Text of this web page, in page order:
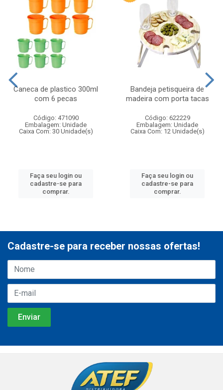
Caneca de plastico 300ml
com 6 pecas
Código: 471090
Embalagem: Unidade
Caixa Com: 30 Unidade(s)
Faça seu login ou
cadastre-se para
comprar.
Bandeja petisqueira de
madeira com porta tacas
Código: 622229
Embalagem: Unidade
Caixa Com: 12 Unidade(s)
Faça seu login ou
cadastre-se para
comprar.
Cadastre-se para receber nossas ofertas!